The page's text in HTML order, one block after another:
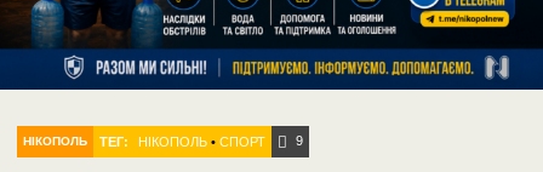
НІКОПОЛЬ ТЕГ: НІКОПОЛЬ •СПОРТ 9